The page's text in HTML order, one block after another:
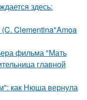
здесь:
Clementina"Amoa
фильма "Мать
главной
как Нюша вернула